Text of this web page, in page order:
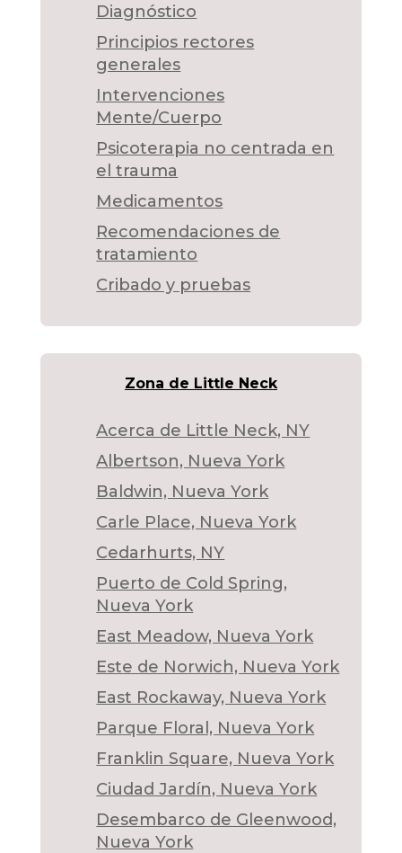
Diagnóstico
Principios rectores
generales
Intervenciones
Mente/Cuerpo
Psicoterapia no centrada en
el trauma
Medicamentos
Recomendaciones de
tratamiento
Cribado y pruebas
Zona de Little Neck
Acerca de Little Neck, NY
Albertson, Nueva York
Baldwin, Nueva York
Carle Place, Nueva York
Cedarhurts, NY
Puerto de Cold Spring,
Nueva York
East Meadow, Nueva York
Este de Norwich, Nueva York
East Rockaway, Nueva York
Parque Floral, Nueva York
Franklin Square, Nueva York
Ciudad Jardín, Nueva York
Desembarco de Gleenwood,
Nueva York